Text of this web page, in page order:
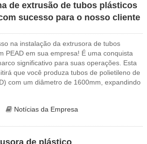
de extrusão de tubos plásticos
sucesso para o nosso cliente
na instalação da extrusora de tubos
PEAD em sua empresa! É uma conquista
significativo para suas operações. Esta
que você produza tubos de polietileno de
com um diâmetro de 1600mm, expandindo
Notícias da Empresa